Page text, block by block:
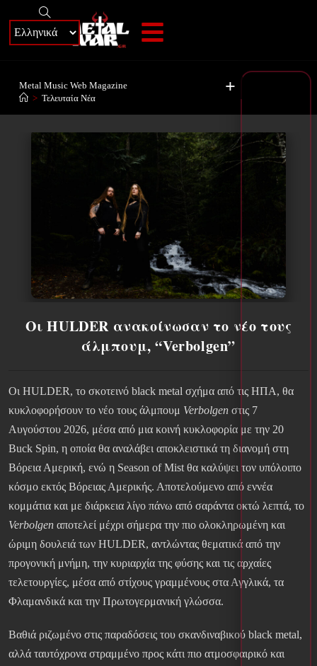
+
Metal Music Web Magazine
> Τελευταία Νέα
Οι HULDER ανακοίνωσαν το νέο τους
άλμπουμ, “Verbolgen”
Οι HULDER, το σκοτεινό black metal σχήμα από τις ΗΠΑ, θα
κυκλοφορήσουν το νέο τους άλμπουμ Verbolgen στις 7
Αυγούστου 2026, μέσα από μια κοινή κυκλοφορία με την 20
Buck Spin, η οποία θα αναλάβει αποκλειστικά τη διανομή στη
Βόρεια Αμερική, ενώ η Season of Mist θα καλύψει τον υπόλοιπο
κόσμο εκτός Βόρειας Αμερικής. Αποτελούμενο από εννέα
κομμάτια και με διάρκεια λίγο πάνω από σαράντα οκτώ λεπτά, το
Verbolgen αποτελεί μέχρι σήμερα την πιο ολοκληρωμένη και
ώριμη δουλειά των HULDER, αντλώντας θεματικά από την
προγονική μνήμη, την κυριαρχία της φύσης και τις αρχαίες
τελετουργίες, μέσα από στίχους γραμμένους στα Αγγλικά, τα
Φλαμανδικά και την Πρωτογερμανική γλώσσα.
Βαθιά ριζωμένο στις παραδόσεις του σκανδιναβικού black metal,
αλλά ταυτόχρονα στραμμένο προς κάτι πιο ατμοσφαιρικό και